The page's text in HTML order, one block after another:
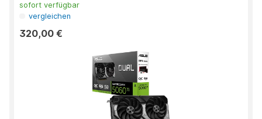
sofort verfügbar
vergleichen
320,00 €